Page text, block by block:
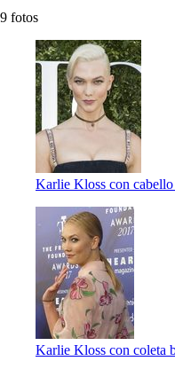
9 fotos
Karlie Kloss con
Karlie Kloss con coleta